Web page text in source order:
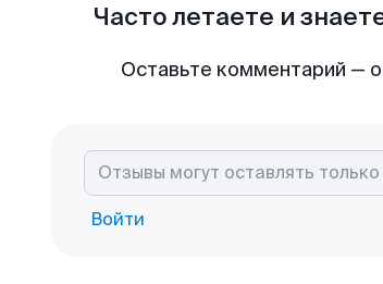
Часто летаете и
Оставьте комментарий —
Войти